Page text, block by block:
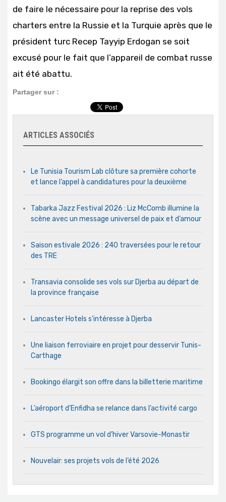
de faire le nécessaire pour la reprise des vols
charters entre la Russie et la Turquie après que le
président turc Recep Tayyip Erdogan se soit
excusé pour le fait que l’appareil de combat russe
ait été abattu.
Partager sur :
ARTICLES ASSOCIÉS
Le Tunisia Tourism Lab clôture sa première cohorte
et lance l’appel à candidatures pour la deuxième
Tabarka Jazz Festival 2026 : Liz McComb illumine la
scène avec un message universel de paix et d’amour
Saison estivale 2026 : 240 traversées pour le retour
des TRE
Transavia consolide ses vols sur Djerba au départ de
la province française
Lancaster Hotels s’intéresse à Djerba
Une liaison ferroviaire en projet pour desservir Tunis-
Carthage
Bookingo élargit son offre dans la billetterie maritime
L’aéroport d’Enfidha se relance dans l’activité cargo
GTS programme un vol d’hiver Varsovie-Monastir
Nouvelair: ses projets vols de l’été 2026